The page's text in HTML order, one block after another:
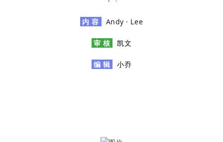
内 容 Andy · Lee
审 核 凯文
编 辑 小乔